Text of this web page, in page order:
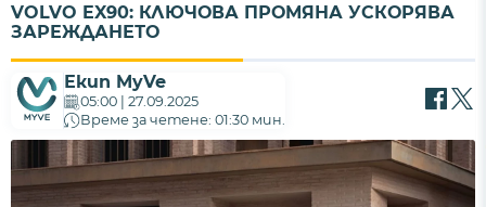
VOLVO EX90: КЛЮЧОВА ПРОМЯНА УСКОРЯВА
ЗАРЕЖДАНЕТО
Екип MyVe
05:00 | 27.09.2025
Време за четене: 01:30 мин.